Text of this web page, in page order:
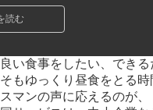
読む
い食事をしたい、できる
もゆっくり昼食をとる時
マンの声に応えるのが、